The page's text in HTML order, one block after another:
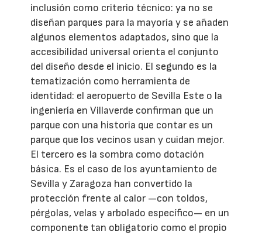
inclusión como criterio técnico: ya no se
diseñan parques para la mayoría y se añaden
algunos elementos adaptados, sino que la
accesibilidad universal orienta el conjunto
del diseño desde el inicio. El segundo es la
tematización como herramienta de
identidad: el aeropuerto de Sevilla Este o la
ingeniería en Villaverde confirman que un
parque con una historia que contar es un
parque que los vecinos usan y cuidan mejor.
El tercero es la sombra como dotación
básica. Es el caso de los ayuntamiento de
Sevilla y Zaragoza han convertido la
protección frente al calor —con toldos,
pérgolas, velas y arbolado específico— en un
componente tan obligatorio como el propio